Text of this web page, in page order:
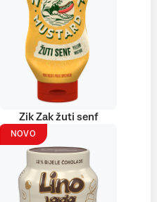
Zik Zak žuti senf
NOVO